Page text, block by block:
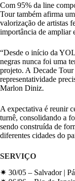
Com 95% da line
Tour também afirma
valorização de artistas
importância de ampliar
“Desde o início da
negras nunca foi uma
projeto. A Decade Tour
representatividade
Marlon Diniz.
A expectativa é reunir
turnê, consolidando a
sendo construída de
diferentes cidades do
SERVIÇO
✷ 30/05 – Salvador |